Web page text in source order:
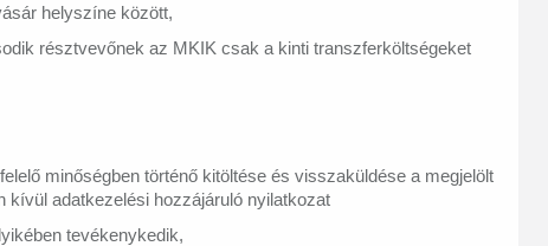
helyszíne között,
résztvevőnek az MKIK csak a kinti transzferköltségeket
minőségben történő kitöltése és visszaküldése a megjelölt
kívül adatkezelési hozzájáruló nyilatkozat
tevékenykedik,